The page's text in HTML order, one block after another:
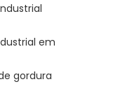
em
gordura